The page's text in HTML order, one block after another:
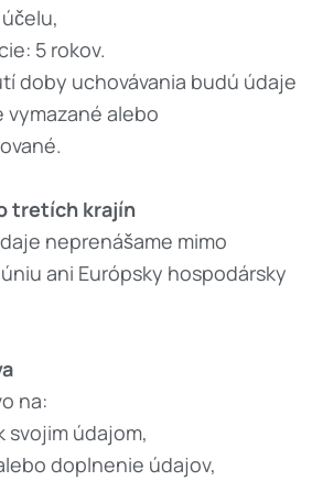
5 rokov.
doby uchovávania budú údaje
vymazané alebo
tretích krajín
neprenášame mimo
ani Európsky hospodársky
na:
svojim údajom,
doplnenie údajov,